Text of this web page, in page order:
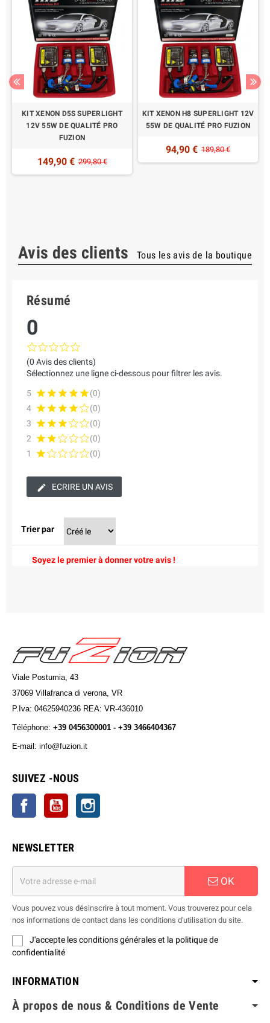
KIT XENON D5S SUPERLIGHT
12V 55W DE QUALITÉ PRO
FUZION
149,90 € 299,80 €
KIT XENON H8 SUPERLIGHT 12V
55W DE QUALITÉ PRO FUZION
94,90 € 189,80 €
Avis des clients Tous les avis de la boutique
Résumé
0
(0 Avis des clients)
Sélectionnez une ligne ci-dessous pour filtrer les avis.
5
(0)
4
(0)
3
(0)
2
(0)
1
(0)
ECRIRE UN AVIS
Trier par
Soyez le premier à donner votre avis !
Viale Postumia, 43
37069 Villafranca di verona, VR
P.Iva: 04625940236 REA: VR-436010
Téléphone: +39 0456300001 - +39 3466404367
E-mail: info@fuzion.it
SUIVEZ -NOUS
Facebook YouTube
NEWSLETTER
OK
Vous pouvez vous désinscrire à tout moment. Vous trouverez pour cela
nos informations de contact dans les conditions d'utilisation du site.
J'accepte les conditions générales et la politique de
confidentialité
INFORMATION
À propos de nous & Conditions de Vente